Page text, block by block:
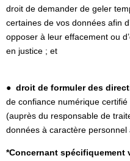
droit de demander de geler
certaines de vos données afin
opposer à leur effacement ou
en justice ; et
● droit de formuler des
de confiance numérique certifié
(auprès du responsable de
données à caractère personnel
*Concernant spécifiquement